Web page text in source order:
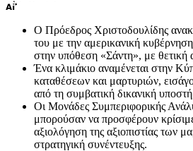
Ο Πρόεδρος Χριστοδουλίδης
του με την αμερικανική
στην υπόθεση «Σάντη», με θετική
Ένα κλιμάκιο αναμένεται στην
καταθέσεων και μαρτυριών,
από τη συμβατική δικανική
Οι Μονάδες Συμπεριφορικής
μπορούσαν να προσφέρουν
αξιολόγηση της αξιοπιστίας των
στρατηγική συνέντευξης.